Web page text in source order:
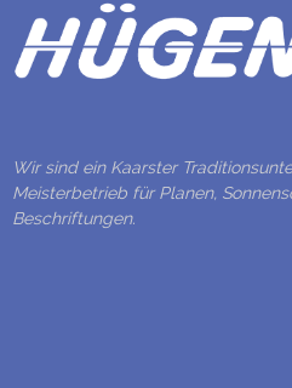
Wir sind ein Kaarster
Meisterbetrieb für Planen,
Beschriftungen.